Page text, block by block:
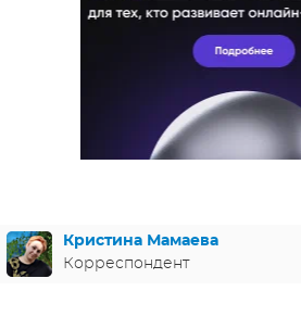
СВЕТСКИЕ НОВОСТИ
Кристина Мамаева
Корреспондент